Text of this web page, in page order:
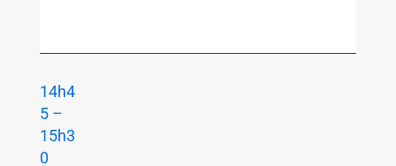
14h4
5 –
15h3
0